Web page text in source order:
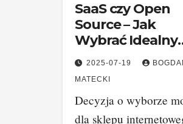
SaaS czy Open
Source – Jak
Wybrać Idealny
Sklep
2025-07-19
MATECKI
Decyzja o wyborze
dla sklepu